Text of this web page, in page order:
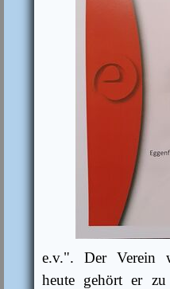
e.v.". Der Verein
heute gehört er zu